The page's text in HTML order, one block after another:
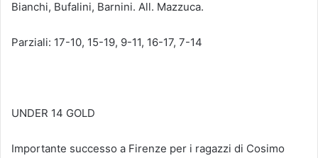
Bianchi, Bufalini, Barnini. All. Mazzuca.
Parziali: 17-10, 15-19, 9-11, 16-17, 7-14
UNDER 14 GOLD
Importante successo a Firenze per i ragazzi di Cosimo